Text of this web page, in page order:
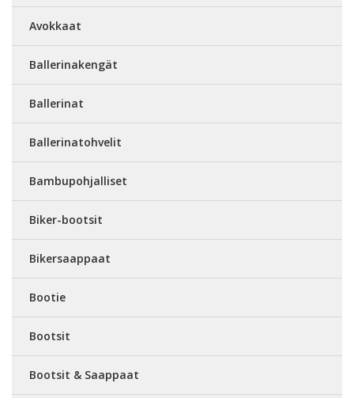
Avokkaat
Ballerinakengät
Ballerinat
Ballerinatohvelit
Bambupohjalliset
Biker-bootsit
Bikersaappaat
Bootie
Bootsit
Bootsit & Saappaat